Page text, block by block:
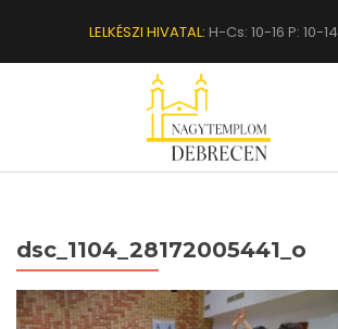
LELKÉSZI HIVATAL: H-Cs: 10-16 P: 10-14
dsc_1104_28172005441_o